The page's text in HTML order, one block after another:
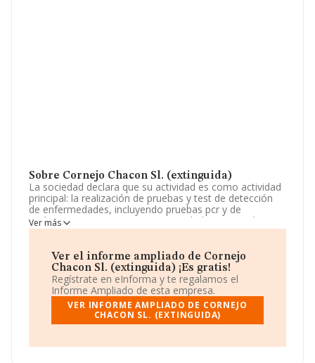
Sobre Cornejo Chacon Sl. (extinguida)
La sociedad declara que su actividad es como actividad
principal: la realización de pruebas y test de detección
de enfermedades, incluyendo pruebas pcr y de
antígenos. (cnae 7120). otras actividades: venta al por
mayor y al menor de material sanitario y de protección
comercialización de. La empresa es una Sociedad
Limitada. Clasifica su actividad CNAE como 'Comercio al
por menor de prendas de vestir en establecimientos
especializados', código 4771. La sociedad no tiene
actividad en mercados exteriores.
La sociedadCornejo Chacon S.L. (extinguida), con
encuentra en Carretera Coin Churriana núm. 45, (29140),
Ver más
Ver el informe ampliado de Cornejo
Chacon Sl. (extinguida) ¡Es gratis!
Regístrate en eInforma y te regalamos el
Informe Ampliado de esta empresa.
VER INFORME AMPLIADO DE CORNEJO
CHACON SL. (EXTINGUIDA)